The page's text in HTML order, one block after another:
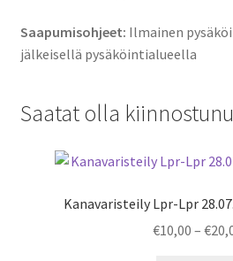
Saapumisohjeet: Ilmainen
jälkeisellä pysäköintialueella
Saatat olla
Kanavaristeily Lpr-Lpr
€10,00 – €